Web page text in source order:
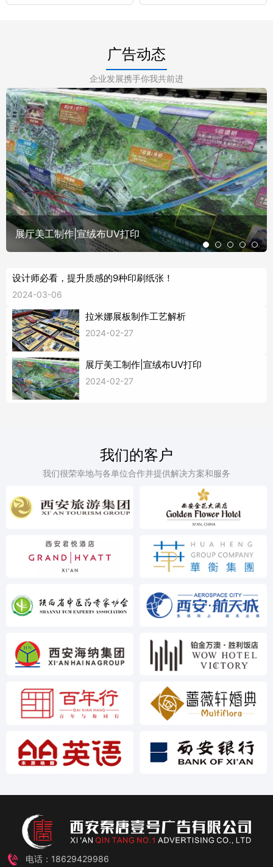
广告动态
企业发展携手你我共前进
展厅美工制作|宣绒布UV打印
设计师必看，提升质感的9种印刷纸张！
2024-03-06
拉米娜展板制作工艺解析
2024-02-27
展厅美工制作|宣绒布UV打印
2024-02-27
我们的客户
我们很荣幸地与各单位合作并提供解决方案和服务
电话：18629429986